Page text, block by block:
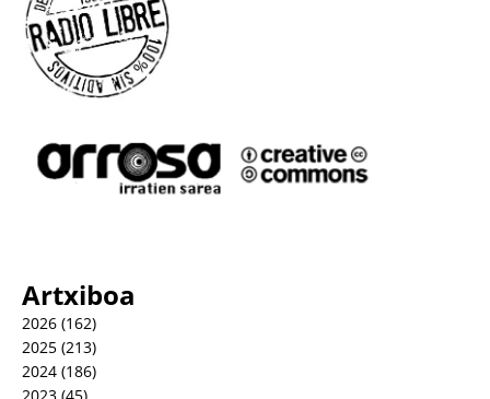
Artxiboa
2026 (162)
2025 (213)
2024 (186)
2023 (45)